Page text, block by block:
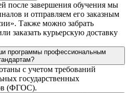
после завершения обучения мы
и отправляем его заказным
Также можно забрать
заказать курьерскую доставку
программы профессиональным
с учетом требований
государственных
(ФГОС).